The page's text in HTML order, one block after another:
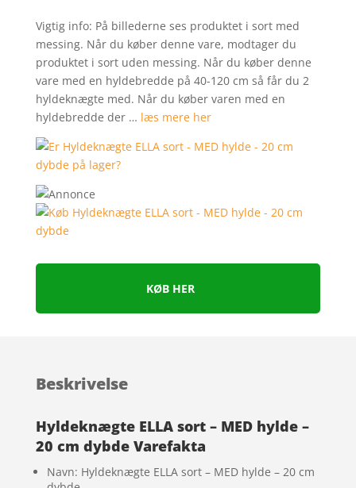
Vigtig info: På billederne ses produktet i sort med
messing. Når du køber denne vare, modtager du
produktet i sort uden messing. Når du køber denne
vare med en hyldebredde på 40-120 cm så får du 2
hyldeknægte med. Når du køber varen med en
hyldebredde der … læs mere her
KØB HER
Beskrivelse
Hyldeknægte ELLA sort – MED hylde –
20 cm dybde Varefakta
Navn: Hyldeknægte ELLA sort – MED hylde – 20 cm